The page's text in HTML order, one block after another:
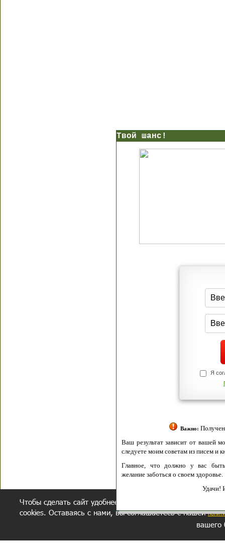
Твой шанс!
Я
Важно: Получение
Ваш результат зависит от вашей
следуете моим советам из писем и книг.
Главное, что должно у вас быть -
желание заботься о своем здоровье.
Удачи!
Чтобы сделать сайт удобнее, осуществляется обработка
cookies. Оставаясь с нами, вы соглашаетесь с нашей
вашего